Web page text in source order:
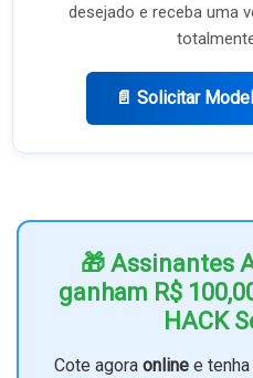
desejado e receba uma
📄 Solicitar
🎁 Assinantes
ganham R$
HACK
Cote agora onlinee tenha